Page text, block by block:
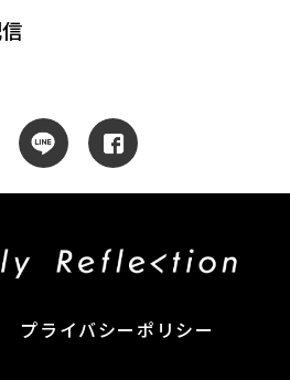
プライバシーポリシー